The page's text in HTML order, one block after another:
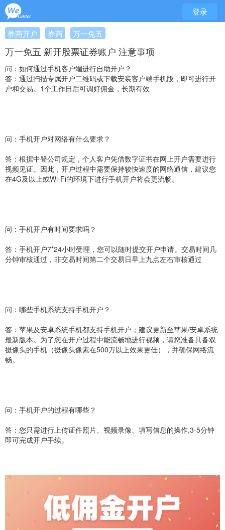
登录
券商开户 券商 万一免五
万一免五 新开股票证券账户 注意事项
问：如何通过手机客户端进行自助开户？
答：通过扫描专属开户二维码或下载安装客户端手机版，即可进行开
户和交易。1个工作日后可调好佣金，长期有效
问：手机开户对网络有什么要求？
答：根据中登公司规定，个人客户凭借数字证书在网上开户需要进行
视频见证。因此，开户过程中需要保持较快速度的网络通信，建议您
在4G及以上或Wi-Fi的环境下进行手机开户将会更流畅。
问：手机开户有时间要求吗？
答：手机开户7*24小时受理，您可以随时提交开户申请。交易时间几
分钟审核通过，非交易时间第二个交易日早上九点左右审核通过
问：哪些手机系统支持手机开户？
答：苹果及安卓系统手机都支持手机开户；建议更新至苹果/安卓系统
最新版本。为了您在开户过程中能流畅地进行视频，请您准备具备双
摄像头的手机（摄像头像素在500万以上效果更佳），并确保网络流
畅。
问：手机开户的过程有哪些？
答：您只需进行上传证件照片、视频录像、填写信息的操作,3-5分钟
即可完成开户手续。